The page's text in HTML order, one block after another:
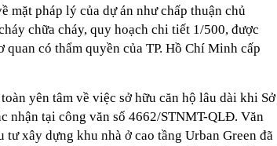
mặt pháp lý của dự án như chấp thuận chủ
chữa cháy, quy hoạch chi tiết 1/500, được
có thẩm quyền của TP. Hồ Chí Minh cấp
yên tâm về việc sở hữu căn hộ lâu dài khi Sở
nhận tại công văn số 4662/STNMT-QLĐ. Văn
xây dựng khu nhà ở cao tầng Urban Green đã